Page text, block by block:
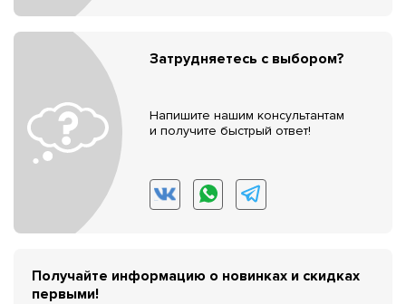
Затрудняетесь с выбором?
Напишите нашим консультантам
и получите быстрый ответ!
Получайте информацию о новинках и скидках
первыми!